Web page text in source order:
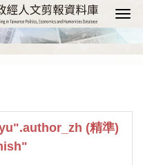
選
(精準)